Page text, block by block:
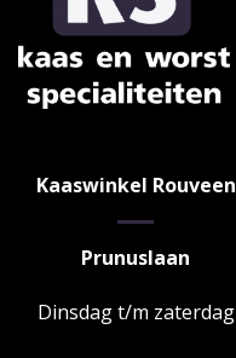
Kaaswinkel Rouveen
Prunuslaan
Dinsdag t/m zaterdag